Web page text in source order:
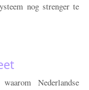
nog strenger te
Nederlandse